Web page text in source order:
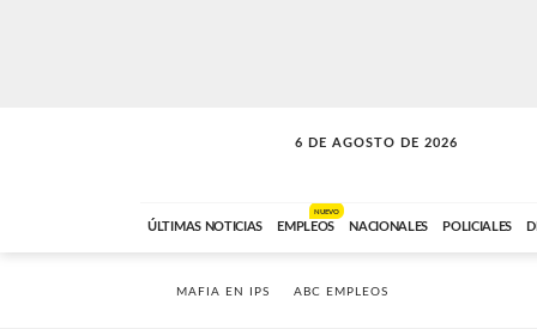
6 DE AGOSTO DE 2026
A DE LA TARDE
ÚLTIMAS NOTICIAS EMPLEOS
NUEVO
NACIONALES POLICIALES
MAFIA EN IPS ABC EMPLEOS